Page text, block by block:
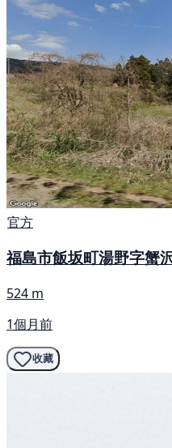
官方
福島市飯坂町湯野字蟹
524 m
1個月前
收藏